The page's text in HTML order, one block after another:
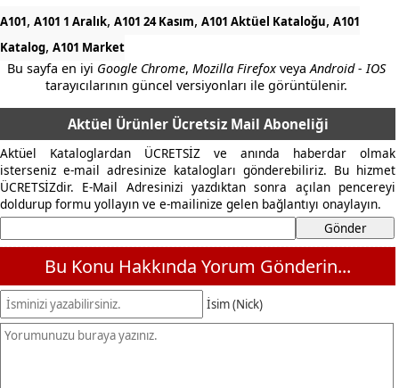
A101, A101 1 Aralık, A101 24 Kasım, A101 Aktüel Kataloğu, A101
Katalog, A101 Market
Bu sayfa en iyi Google Chrome,Mozilla Firefox veyaAndroid - IOS
tarayıcılarının güncel versiyonları ile görüntülenir.
Aktüel Ürünler Ücretsiz Mail Aboneliği
Aktüel Kataloglardan ÜCRETSİZ ve anında haberdar olmak
isterseniz e-mail adresinize katalogları gönderebiliriz. Bu hizmet
ÜCRETSİZdir. E-Mail Adresinizi yazdıktan sonra açılan pencereyi
doldurup formu yollayın ve e-mailinize gelen bağlantıyı onaylayın.
Bu Konu Hakkında Yorum Gönderin...
İsim (Nick)